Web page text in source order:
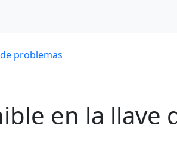
problemas
en la llave